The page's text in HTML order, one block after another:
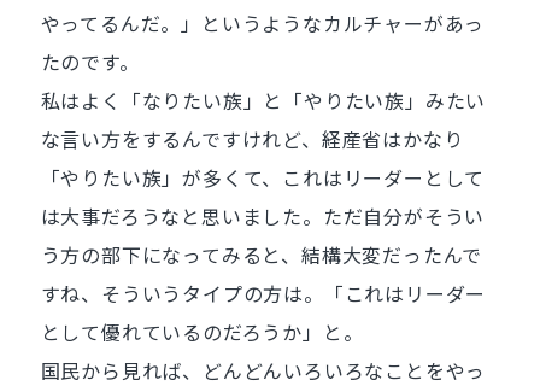
やってるんだ。」というようなカルチャーがあっ
たのです。
私はよく「なりたい族」と「やりたい族」みたい
な言い方をするんですけれど、経産省はかなり
「やりたい族」が多くて、これはリーダーとして
は大事だろうなと思いました。ただ自分がそうい
う方の部下になってみると、結構大変だったんで
すね、そういうタイプの方は。「これはリーダー
として優れているのだろうか」と。
国民から見れば、どんどんいろいろなことをやっ